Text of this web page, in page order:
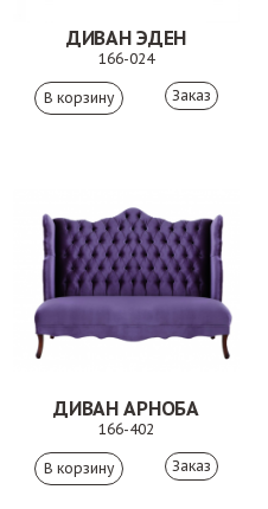
ДИВАН ЭДЕН
166-024
Заказ
ДИВАН АРНОБА
166-402
Заказ